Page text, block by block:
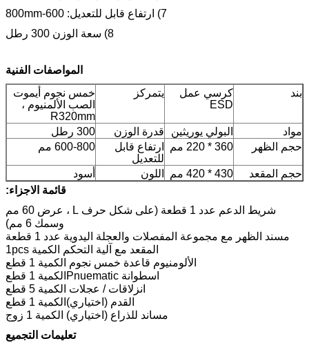
7) ارتفاع قابل للتعديل: 600-800mm
8) سعة الوزن 300 رطل
المواصفات الفنية
بند
كرسي عمل
ESD
يتمركز خمس نجوم أ يموت
الصب الألمنيوم ،
R320mm
مواد
البولي يوريثين قدرة الوزن
300 رطل
حجم الظهر
360 * 220 مم
ارتفاع قابل
للتعديل
600-800 مم
حجم المقعد 430 * 420 مم اللون
أسود
قائمة الاجزاء:
شريط الدعم عدد 1 قطعة (على شكل حرف L ، عرض 60 مم
وسمك 6 مم)
مسند الظهر مع مجموعة المفصلات والعجلة اليدوية عدد 1 قطعة
المقعد مع آلية التحكم الكمية 1pcs
الألومنيوم قاعدة خمس نجوم الكمية 1 قطع
اسطوانة Pnuematic
الكمية 1 قطع
انزلاقات / عجلات الكمية 5 قطع
القدم (اختياري) الكمية 1 قطع
مساند للذراع (اختياري) الكمية 1 زوج
تعليمات التجميع